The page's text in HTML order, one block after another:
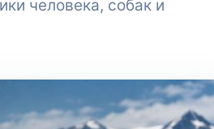
человека, собак и